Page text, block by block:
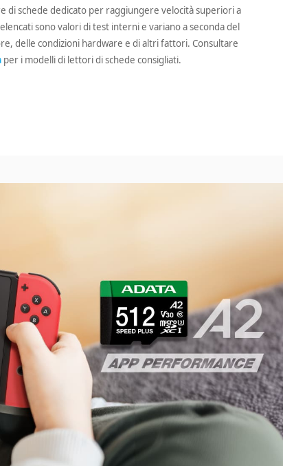
di schede dedicato per raggiungere velocità superiori a
sono valori di test interni e variano a seconda del
delle condizioni hardware e di altri fattori. Consultare
per i modelli di lettori di schede consigliati.